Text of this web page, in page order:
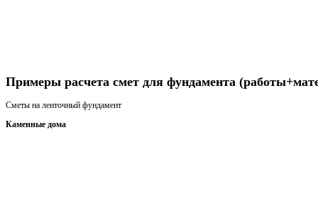
Примеры расчета смет для фундамента
Сметы на ленточный фундамент
Каменные дома